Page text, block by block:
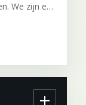
We zijn er
gaat om je